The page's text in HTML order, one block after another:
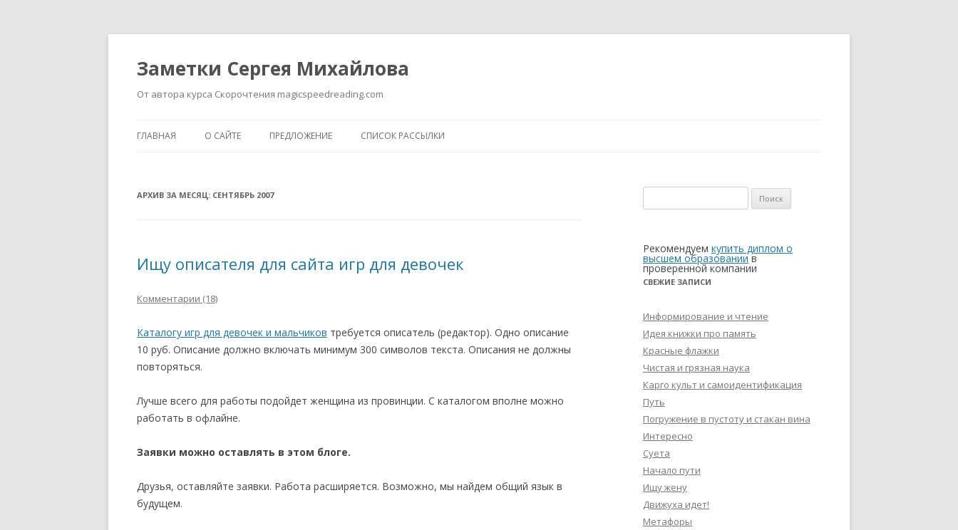
Заметки Сергея Михайлова
От автора курса Скорочтения magicspeedreading.com
ГЛАВНАЯ О САЙТЕ ПРЕДЛОЖЕНИЕ СПИСОК РАССЫЛКИ
АРХИВ ЗА МЕСЯЦ: СЕНТЯБРЬ 2007
Ищу описателя для сайта игр для девочек
Комментарии (18)
Каталогу игр для девочек и мальчиков требуется описатель (редактор). Одно описание
10 руб. Описание должно включать минимум 300 символов текста. Описания не должны
повторяться.
Лучше всего для работы подойдет женщина из провинции. С каталогом вполне можно
работать в офлайне.
Заявки можно оставлять в этом блоге.
Друзья, оставляйте заявки. Работа расширяется. Возможно, мы найдем общий язык в
будущем.
Рекомендуем купить диплом о
высшем образовании в
проверенной компании
СВЕЖИЕ ЗАПИСИ
Информирование и чтение
Идея книжки про память
Красные флажки
Чистая и грязная наука
Карго культ и самоидентификация
Путь
Погружение в пустоту и стакан вина
Интересно
Суета
Начало пути
Ищу жену
Движуха идет!
Метафоры